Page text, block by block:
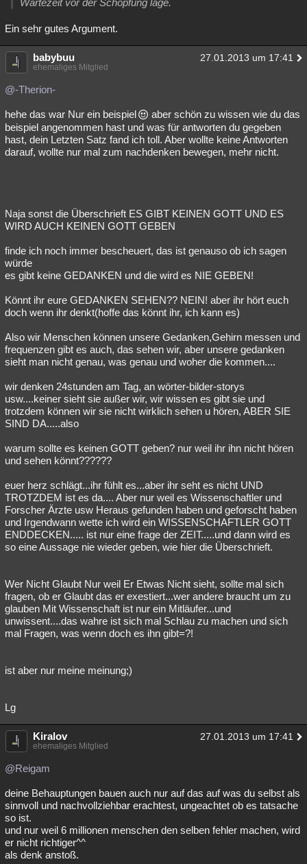
Ein sehr gutes Argument.
babybuu 27.01.2013 um 17:41
ehemaliges Mitglied
@-Therion-
hehe das war Nur ein beispiel
aber schön zu wissen wie du das
beispiel angenommen hast und was für antworten du gegeben
hast, dein Letzten Satz fand ich toll. Aber wollte keine Antworten
darauf, wollte nur mal zum nachdenken bewegen, mehr nicht.
Naja sonst die Überschrieft ES GIBT KEINEN GOTT UND ES
WIRD AUCH KEINEN GOTT GEBEN
finde ich noch immer bescheuert, das ist genauso ob ich sagen
würde
es gibt keine GEDANKEN und die wird es NIE GEBEN!
Könnt ihr eure GEDANKEN SEHEN?? NEIN! aber ihr hört euch
doch wenn ihr denkt(hoffe das könnt ihr, ich kann es)
Also wir Menschen können unsere Gedanken,Gehirn messen und
frequenzen gibt es auch, das sehen wir, aber unsere gedanken
sieht man nicht genau, was genau und woher die kommen....
wir denken 24stunden am Tag, an wörter-bilder-storys
usw....keiner sieht sie außer wir, wir wissen es gibt sie und
trotzdem können wir sie nicht wirklich sehen u hören, ABER SIE
SIND DA.....also
warum sollte es keinen GOTT geben? nur weil ihr ihn nicht hören
und sehen könnt??????
euer herz schlägt...ihr fühlt es...aber ihr seht es nicht UND
TROTZDEM ist es da.... Aber nur weil es Wissenschaftler und
Forscher Ärzte usw Heraus gefunden haben und geforscht haben
und Irgendwann wette ich wird ein WISSENSCHAFTLER GOTT
ENDDECKEN..... ist nur eine frage der ZEIT.....und dann wird es
so eine Aussage nie wieder geben, wie hier die Überschrieft.
Wer Nicht Glaubt Nur weil Er Etwas Nicht sieht, sollte mal sich
fragen, ob er Glaubt das er exestiert...wer andere braucht um zu
glauben Mit Wissenschaft ist nur ein Mitläufer...und
unwissent....das wahre ist sich mal Schlau zu machen und sich
mal Fragen, was wenn doch es ihn gibt=?!
ist aber nur meine meinung;)
Lg
Kiralov 27.01.2013 um 17:41
ehemaliges Mitglied
@Reigam
deine Behauptungen bauen auch nur auf das auf was du selbst als
sinnvoll und nachvollziehbar erachtest, ungeachtet ob es tatsache
so ist.
und nur weil 6 millionen menschen den selben fehler machen, wird
er nicht richtiger^^
als denk anstoß.